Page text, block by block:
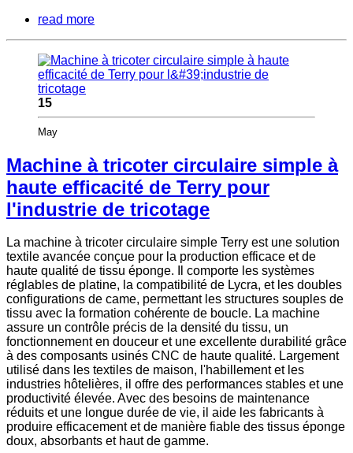
read more
15
May
Machine à tricoter circulaire simple à
haute efficacité de Terry pour
l'industrie de tricotage
La machine à tricoter circulaire simple Terry est une solution
textile avancée conçue pour la production efficace et de
haute qualité de tissu éponge. Il comporte les systèmes
réglables de platine, la compatibilité de Lycra, et les doubles
configurations de came, permettant les structures souples de
tissu avec la formation cohérente de boucle. La machine
assure un contrôle précis de la densité du tissu, un
fonctionnement en douceur et une excellente durabilité grâce
à des composants usinés CNC de haute qualité. Largement
utilisé dans les textiles de maison, l'habillement et les
industries hôtelières, il offre des performances stables et une
productivité élevée. Avec des besoins de maintenance
réduits et une longue durée de vie, il aide les fabricants à
produire efficacement et de manière fiable des tissus éponge
doux, absorbants et haut de gamme.